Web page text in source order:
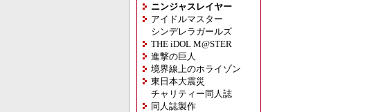
ニンジャスレイヤー
アイドルマスター
シンデレラガールズ
THE iDOL M@STER
進撃の巨人
境界線上のホライゾン
東日本大震災
チャリティー同人誌
同人誌製作